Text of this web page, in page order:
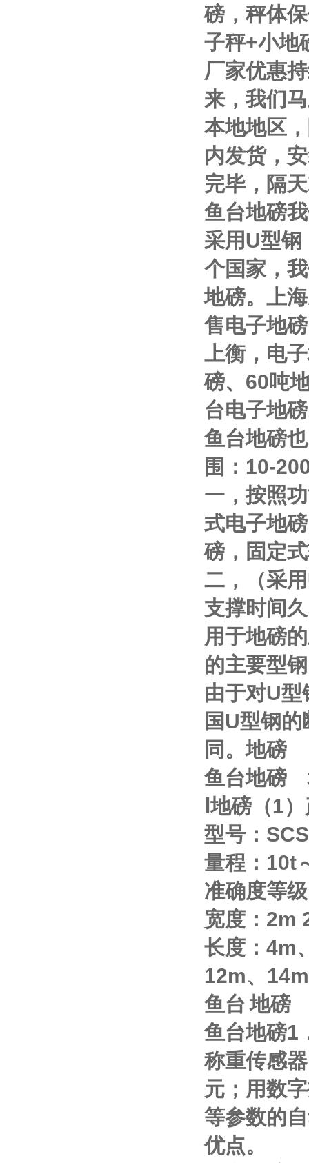
磅，秤体
子秤+小地
厂家优惠
来，我们
本地地区
内发货，
完毕，隔
鱼台地磅
采用U型钢
个国家，
地磅。上
售电子地
上衡，电
磅、 60吨
台电子地磅
鱼台地磅
围： 10-
一，按照
式电子地
磅，固定
二，（采用
支撑时间
用于地磅
的主要型
由于对U型
国U型钢的
同。地磅
鱼台地磅
Ⅰ地磅（1
型号： SCS
量程： 10t
准确度等
宽度： 2m
长度： 4m
12m、 14m
鱼台 地磅
鱼台地磅1
称重传感
元；用数
等参数的
优点。